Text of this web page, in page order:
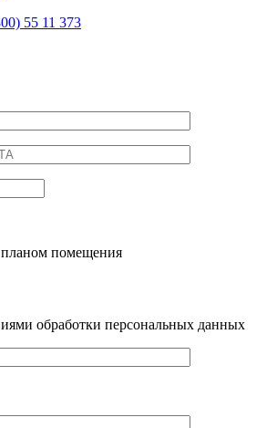
55 11 373
помещения
обработки персональных данных